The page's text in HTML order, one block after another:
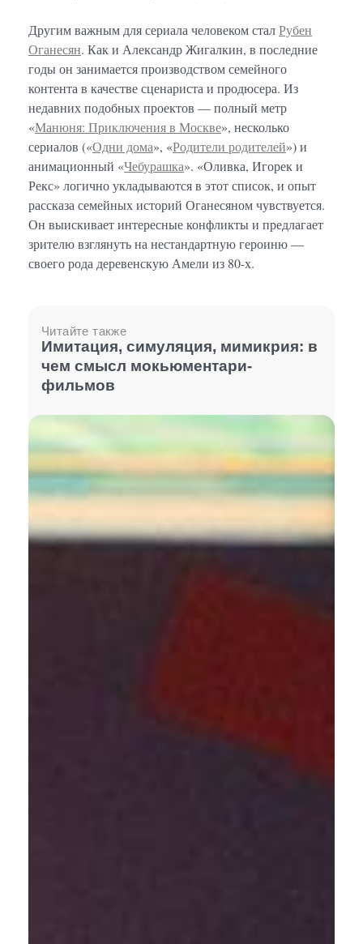
Другим важным для сериала человеком сталРубен
Оганесян. Как и Александр Жигалкин, в последние
годы он занимается производством семейного
контента в качестве сценариста и продюсера. Из
недавних подобных проектов — полный метр
«Манюня: Приключения в Москве», несколько
сериалов («Одни дома», «Родители родителей») и
анимационный «Чебурашка». «Оливка, Игорек и
Рекс» логично укладываются в этот список, и опыт
рассказа семейных историй Оганесяном чувствуется.
Он выискивает интересные конфликты и предлагает
зрителю взглянуть на нестандартную героиню —
своего рода деревенскую Амели из 80-х.
Читайте также
Имитация, симуляция, мимикрия: в
чем смысл мокьюментари-
фильмов